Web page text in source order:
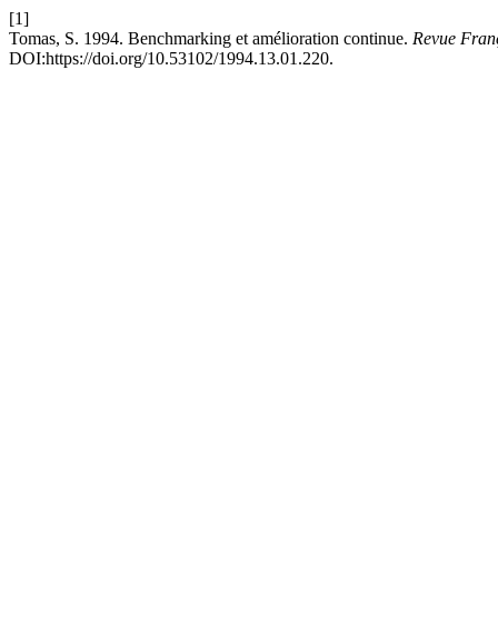
[1]
Tomas, S. 1994. Benchmarking et amélioration continue. Revue
DOI:https://doi.org/10.53102/1994.13.01.220.